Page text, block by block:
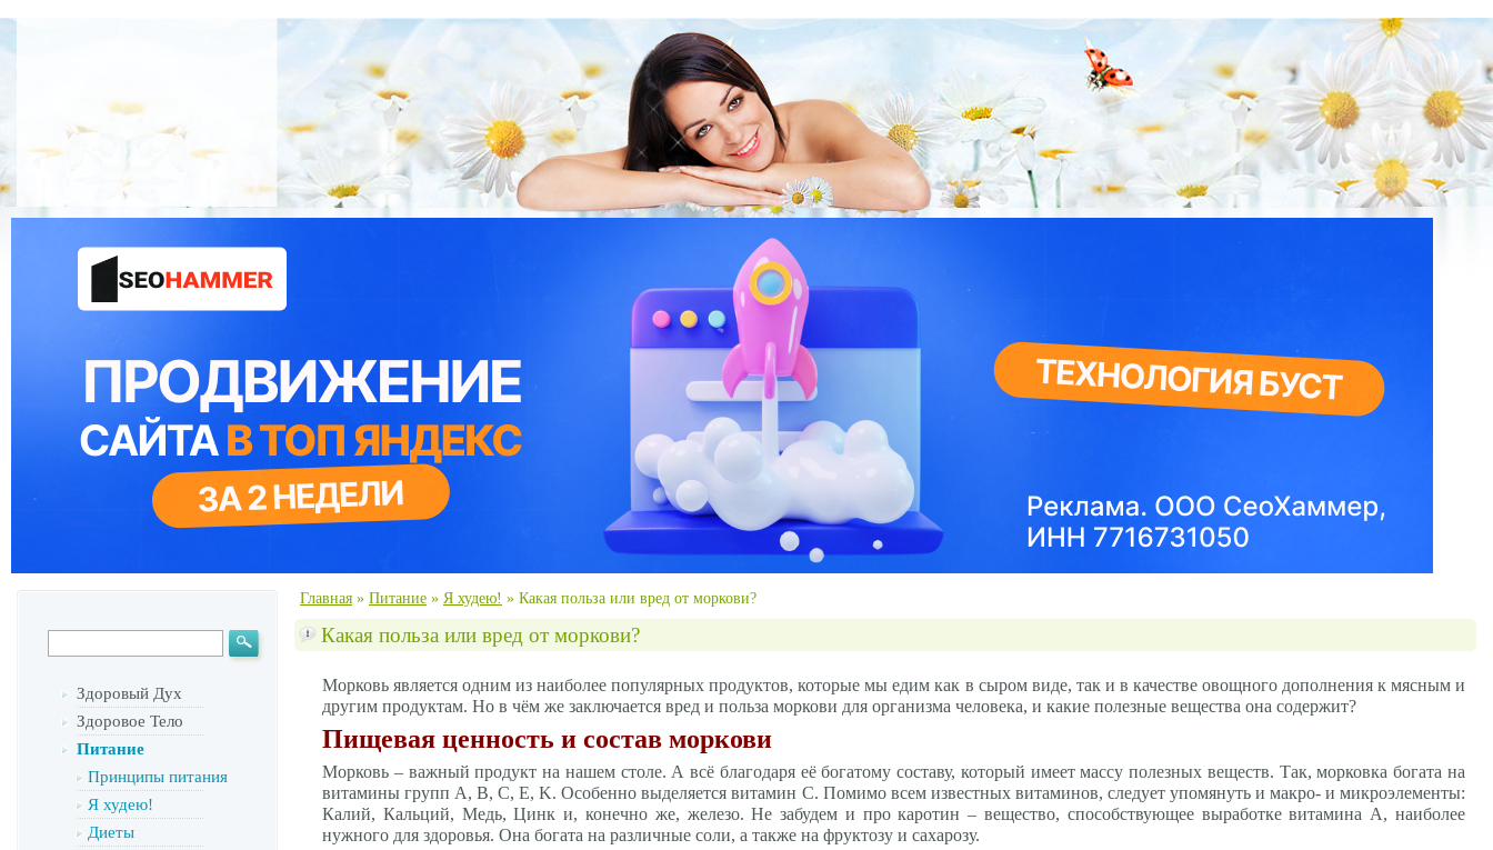
Здоровый Дух
Здоровое Тело
Питание
Принципы питания
Я худею!
Диеты
Главная » Питание » Я худею! » Какая польза или вред от моркови?
Какая польза или вред от моркови?
Морковь является одним из наиболее популярных продуктов, которые мы едим как в сыром виде, так и в качестве овощного дополнения к мясным и
другим продуктам. Но в чём же заключается вред и польза моркови для организма человека, и какие полезные вещества она содержит?
Пищевая ценность и состав моркови
Морковь – важный продукт на нашем столе. А всё благодаря её богатому составу, который имеет массу полезных веществ. Так, морковка богата на
витамины групп A, B, C, E, K. Особенно выделяется витамин C. Помимо всем известных витаминов, следует упомянуть и макро- и микроэлементы:
Калий, Кальций, Медь, Цинк и, конечно же, железо. Не забудем и про каротин – вещество, способствующее выработке витамина А, наиболее
нужного для здоровья. Она богата на различные соли, а также на фруктозу и сахарозу.